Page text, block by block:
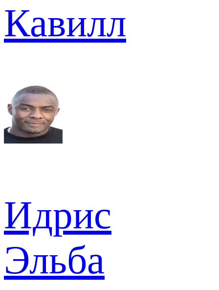
Кавилл
Идрис
Эльба